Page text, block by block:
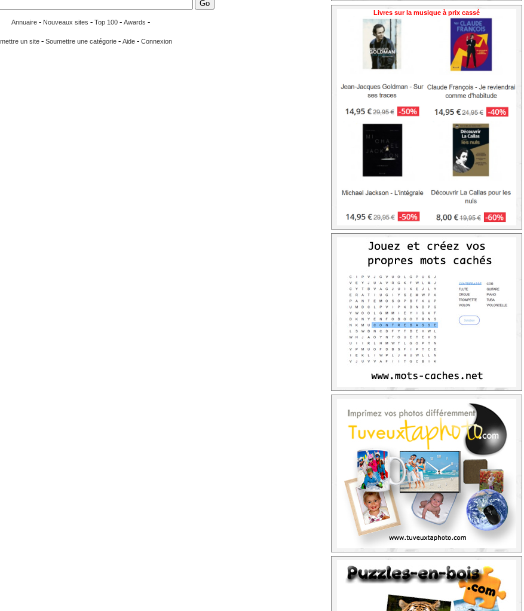
Annuaire- Nouveaux sites - Top 100- Awards -
un site - Soumettre une catégorie - Aide - Connexion
Livres sur la musique à prix cassé